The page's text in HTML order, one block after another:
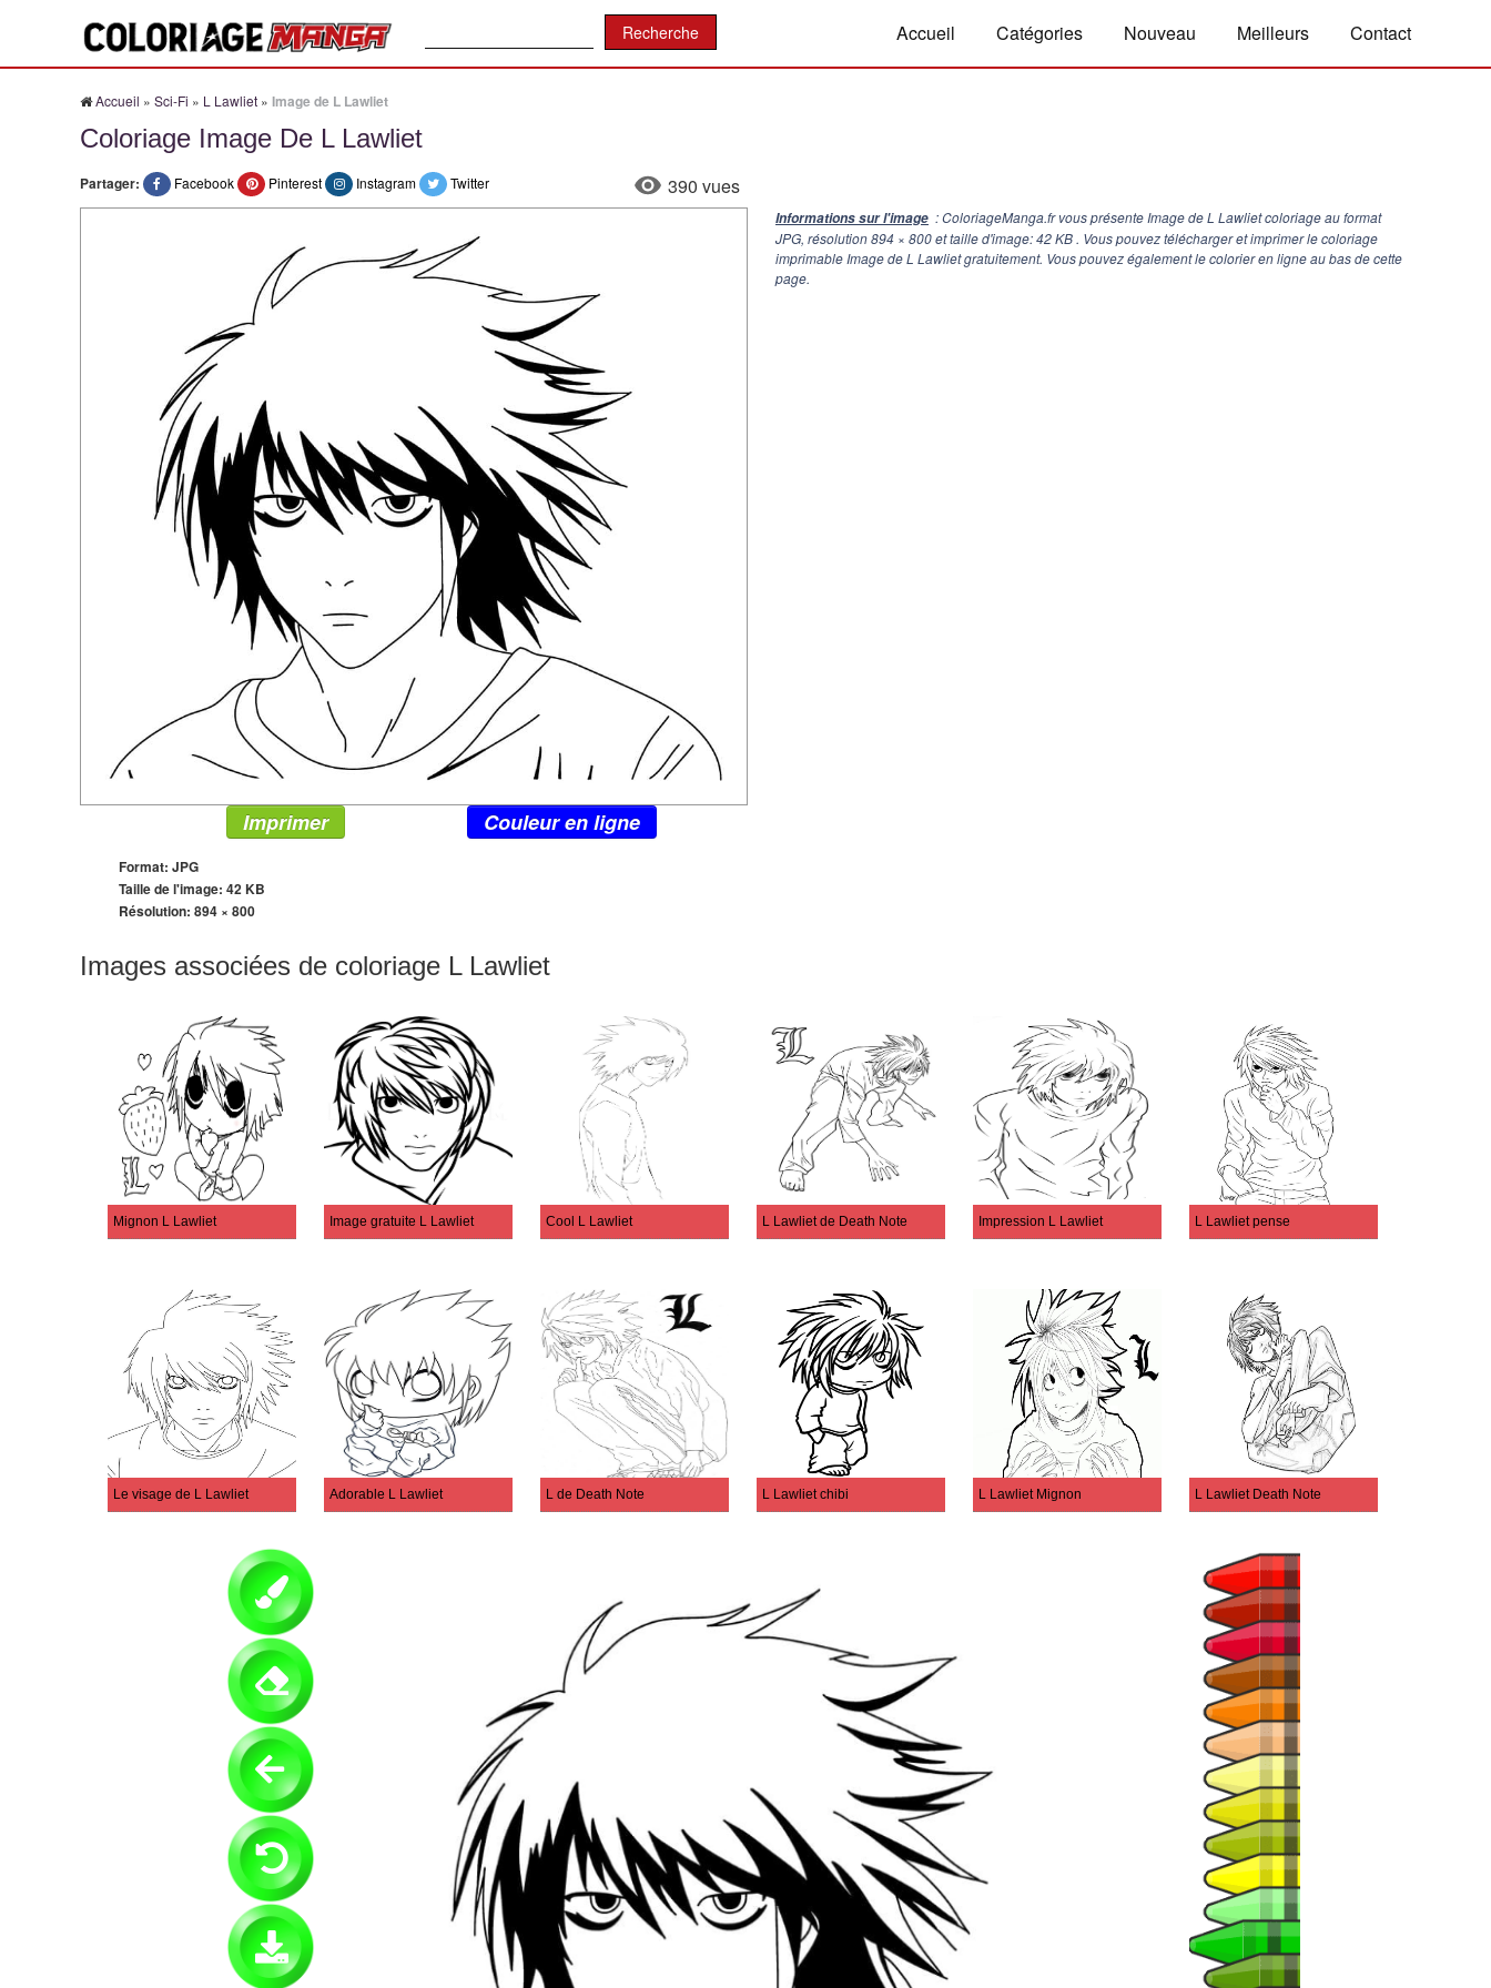
Accueil Catégories Nouveau Meilleurs Contact
Accueil » Sci-Fi » L Lawliet » Image de L Lawliet
Coloriage Image De L Lawliet
Partager: Facebook Pinterest Instagram Twitter 390 vues
Informations sur l'image : ColoriageManga.fr vous présente Image de L Lawliet coloriage au format
JPG, résolution894 × 800et taille d'image: 42 KB . Vous pouvez télécharger et imprimer le coloriage
imprimable Image de L Lawliet gratuitement. Vous pouvez également le colorier en ligne au bas de cette
page.
Imprimer Couleur en ligne
Format: JPG
Taille de l'image: 42 KB
Résolution: 894 × 800
Images associées de coloriage L Lawliet
Mignon L Lawliet Image gratuite L Lawliet Cool L Lawliet L Lawliet de Death Note Impression L Lawliet L Lawliet pense
Le visage de L Lawliet Adorable L Lawliet L de Death Note L Lawliet chibi L Lawliet Mignon L Lawliet Death Note